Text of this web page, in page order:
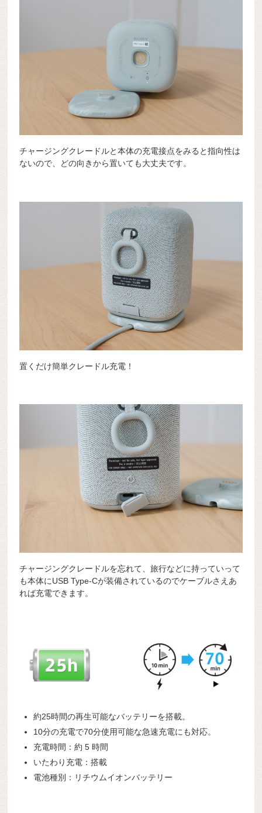
チャージングクレードルと本体の充電接点をみると指向性は
ないので、どの向きから置いても大丈夫です。
置くだけ簡単クレードル充電！
チャージングクレードルを忘れて、旅行などに持っていって
も本体にUSB Type-Cが装備されているのでケーブルさえあ
れば充電できます。
約25時間の再生可能なバッテリーを搭載。
10分の充電で70分使用可能な急速充電にも対応。
充電時間：約 5 時間
いたわり充電：搭載
電池種別：リチウムイオンバッテリー